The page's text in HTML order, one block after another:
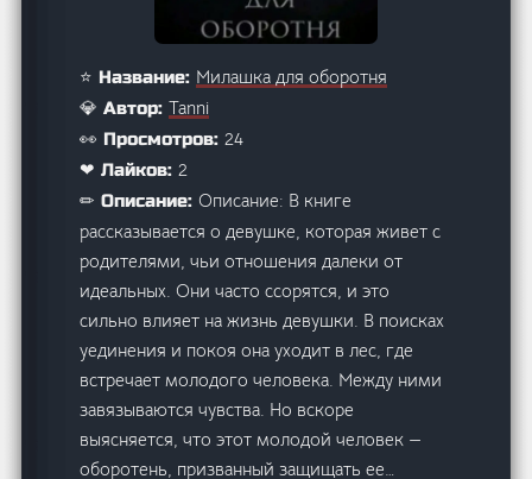
⭐ Название: Милашка для оборотня
💎 Автор:Tanni
👀 Просмотров:24
❤ Лайков:2
✏ Описание:Описание: В книге
рассказывается о девушке, которая живет с
родителями, чьи отношения далеки от
идеальных. Они часто ссорятся, и это
сильно влияет на жизнь девушки. В поисках
уединения и покоя она уходит в лес, где
встречает молодого человека. Между ними
завязываются чувства. Но вскоре
выясняется, что этот молодой человек —
оборотень, призванный защищать ее…